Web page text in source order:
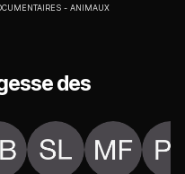
ANIMAUX
des